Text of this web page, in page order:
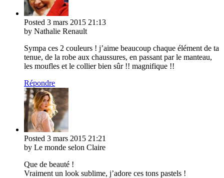
Posted 3 mars 2015 21:13
by Nathalie Renault
Sympa ces 2 couleurs ! j’aime beaucoup chaque élément de ta
tenue, de la robe aux chaussures, en passant par le manteau,
les moufles et le collier bien sûr !! magnifique !!
Répondre
Posted 3 mars 2015 21:21
by Le monde selon Claire
Que de beauté !
Vraiment un look sublime, j’adore ces tons pastels !